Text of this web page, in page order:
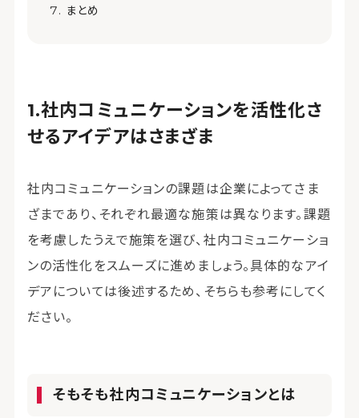
まとめ
社内コミュニケーションを活性化さ
せるアイデアはさまざま
社内コミュニケーションの課題は企業によってさま
ざまであり、それぞれ最適な施策は異なります。課題
を考慮したうえで施策を選び、社内コミュニケーショ
ンの活性化をスムーズに進めましょう。具体的なアイ
デアについては後述するため、そちらも参考にしてく
ださい。
そもそも社内コミュニケーションとは